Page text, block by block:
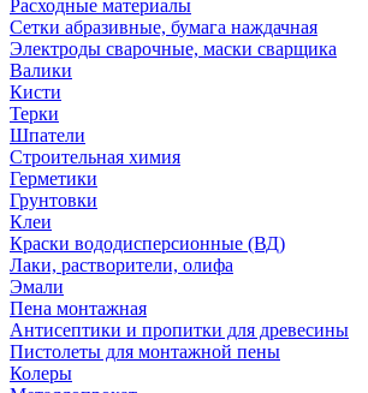
Расходные материалы
Сетки абразивные, бумага наждачная
Электроды сварочные, маски сварщика
Валики
Кисти
Терки
Шпатели
Строительная химия
Герметики
Грунтовки
Клеи
Краски вододисперсионные (ВД)
Лаки, растворители, олифа
Эмали
Пена монтажная
Антисептики и пропитки для древесины
Пистолеты для монтажной пены
Колеры